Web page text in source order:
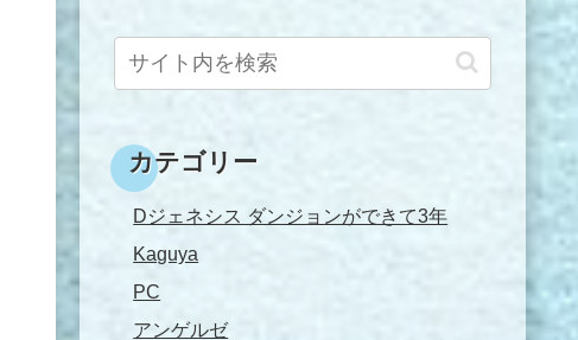
カテゴリー
Dジェネシス ダンジョンができて3年
Kaguya
PC
アンゲルゼ